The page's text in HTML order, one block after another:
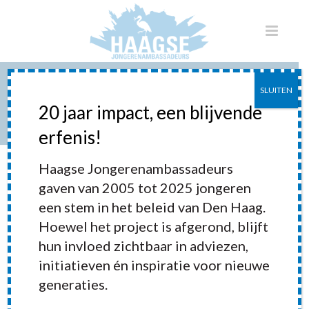
HAAGS JEUGDLINTJE 2013
HOME » PORTFOLIOS
20 jaar impact, een blijvende
erfenis!
Haagse Jongerenambassadeurs
gaven van 2005 tot 2025 jongeren
een stem in het beleid van Den Haag.
Hoewel het project is afgerond, blijft
hun invloed zichtbaar in adviezen,
initiatieven én inspiratie voor nieuwe
generaties.
SLUITEN